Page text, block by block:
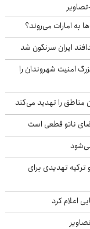
به امارات می‌روند؟
۹ ساله؛ خطری بزرگ امنیت شهروندان را
مناطق را تهدید می‌کند
ناتو قطعی است
ترکیه تهدیدی برای
اعلام کرد